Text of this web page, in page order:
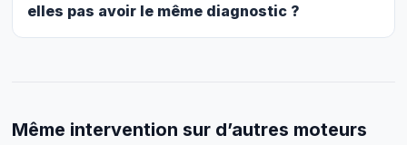
elles pas avoir le même diagnostic ?
Même intervention sur d’autres moteurs